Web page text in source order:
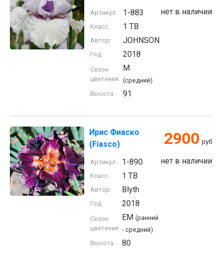
нет в наличии
Артикул: 1-883
Класс: 1 TB
Автор: JOHNSON
Год: 2018
Сезон
цветения:
M
(средний)
Высота:
91
Ирис Фиаско
(Fiasco)
2900 руб
нет в наличии
Артикул: 1-890
Класс: 1 TB
Автор: Blyth
Год: 2018
Сезон
цветения:
EM (ранний
- средний)
Высота:
80